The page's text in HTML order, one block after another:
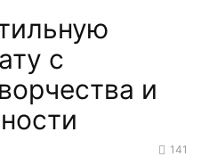
с
и
141